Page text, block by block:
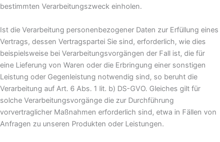
bestimmten Verarbeitungszweck einholen.
Ist die Verarbeitung personenbezogener Daten zur Erfüllung eines
Vertrags, dessen Vertragspartei Sie sind, erforderlich, wie dies
beispielsweise bei Verarbeitungsvorgängen der Fall ist, die für
eine Lieferung von Waren oder die Erbringung einer sonstigen
Leistung oder Gegenleistung notwendig sind, so beruht die
Verarbeitung auf Art. 6 Abs. 1 lit. b) DS-GVO. Gleiches gilt für
solche Verarbeitungsvorgänge die zur Durchführung
vorvertraglicher Maßnahmen erforderlich sind, etwa in Fällen von
Anfragen zu unseren Produkten oder Leistungen.